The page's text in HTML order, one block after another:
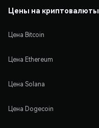
Цены на криптовалюты
Цена Bitcoin
Цена Ethereum
Цена Solana
Цена Dogecoin